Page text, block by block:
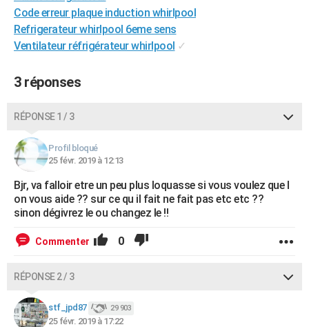
Destinations
City break
Voyage nature
Voyage de noces
Forum
Climat
+PHOTO
GUIDES D'ACHAT
Dictionnaire
Biographies
Citations
Expressions
Proverbes
PROGRAMME TV
COPAINS D'AVANT
S'inscrire
Se connecter
Lycées
Collèges
Primaires
Universités
Entreprises
Service militaire
Avis de recherche
AVIS DE DÉCÈS
FORUM
Code erreur plaque induction whirlpool
Refrigerateur whirlpool 6eme sens
Ventilateur réfrigérateur whirlpool ✓
3 réponses
RÉPONSE 1 / 3
Profil bloqué
25 févr. 2019 à 12:13
Bjr, va falloir etre un peu plus loquasse si vous voulez que l
on vous aide ?? sur ce qu il fait ne fait pas etc etc ??
sinon dégivrez le ou changez le !!
Commenter 0
RÉPONSE 2 / 3
stf_jpd87 29 903
25 févr. 2019 à 17:22